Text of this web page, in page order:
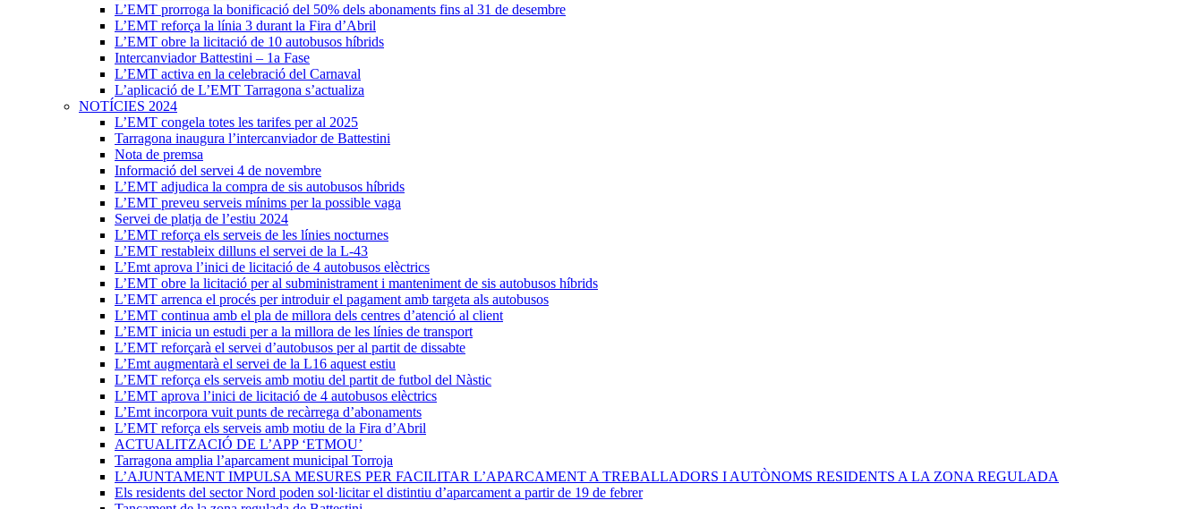
L’EMT prorroga la bonificació del 50% dels abonaments fins al 31 de desembre
L’EMT reforça la línia 3 durant la Fira d’Abril
L’EMT obre la licitació de 10 autobusos híbrids
Intercanviador Battestini – 1a Fase
L’EMT activa en la celebració del Carnaval
L’aplicació de L’EMT Tarragona s’actualiza
NOTÍCIES 2024
L’EMT congela totes les tarifes per al 2025
Tarragona inaugura l’intercanviador de Battestini
Nota de premsa
Informació del servei 4 de novembre
L’EMT adjudica la compra de sis autobusos híbrids
L’EMT preveu serveis mínims per la possible vaga
Servei de platja de l’estiu 2024
L’EMT reforça els serveis de les línies nocturnes
L’EMT restableix dilluns el servei de la L-43
L’Emt aprova l’inici de licitació de 4 autobusos elèctrics
L’EMT obre la licitació per al subministrament i manteniment de sis autobusos híbrids
L’EMT arrenca el procés per introduir el pagament amb targeta als autobusos
L’EMT continua amb el pla de millora dels centres d’atenció al client
L’EMT inicia un estudi per a la millora de les línies de transport
L’EMT reforçarà el servei d’autobusos per al partit de dissabte
L’Emt augmentarà el servei de la L16 aquest estiu
L’EMT reforça els serveis amb motiu del partit de futbol del Nàstic
L’EMT aprova l’inici de licitació de 4 autobusos elèctrics
L’Emt incorpora vuit punts de recàrrega d’abonaments
L’EMT reforça els serveis amb motiu de la Fira d’Abril
ACTUALITZACIÓ DE L’APP ‘ETMOU’
Tarragona amplia l’aparcament municipal Torroja
L’AJUNTAMENT IMPULSA MESURES PER FACILITAR L’APARCAMENT A TREBALLADORS I AUTÒNOMS RESIDENTS A LA ZONA REGULADA
Els residents del sector Nord poden sol·licitar el distintiu d’aparcament a partir de 19 de febrer